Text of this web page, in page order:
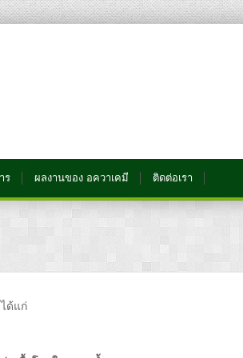
ร ผลงานของ อควาเคมี ติดต่อเรา
ด้แก่